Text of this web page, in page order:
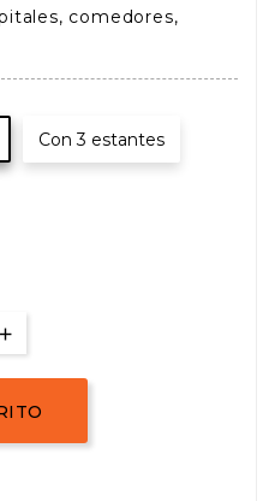
comedores,
Con 3 estantes